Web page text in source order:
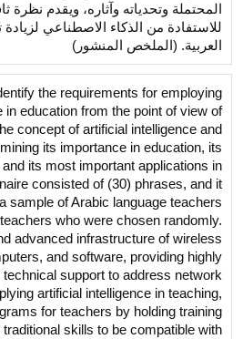
المحتملة وتحدياته وآثاره، ويقدم نظرة
للاستفادة من الذكاء الاصطناعي
العربية. (الملخص المنشور)
the requirements for employing
in education from the point of view of
concept of artificial intelligence and
its importance in education, its
its most important applications in
consisted of (30) phrases, and it
sample of Arabic language teachers
who were chosen randomly.
advanced infrastructure of wireless
and software, providing highly
support to address network
artificial intelligence in teaching,
for teachers by holding training
skills to be compatible with